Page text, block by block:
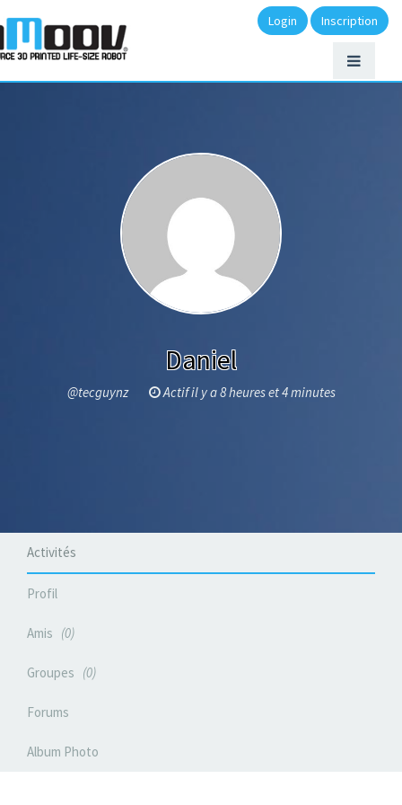
Login Inscription
Daniel
@tecguynz Actif il y a 8 heures et 4 minutes
Activités
Profil
Amis 0
Groupes 0
Forums
Album Photo